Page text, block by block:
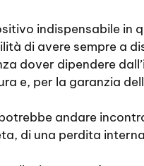
indispensabile in
di avere sempre a
dover dipendere
e, per la garanzia
andare
di una perdita